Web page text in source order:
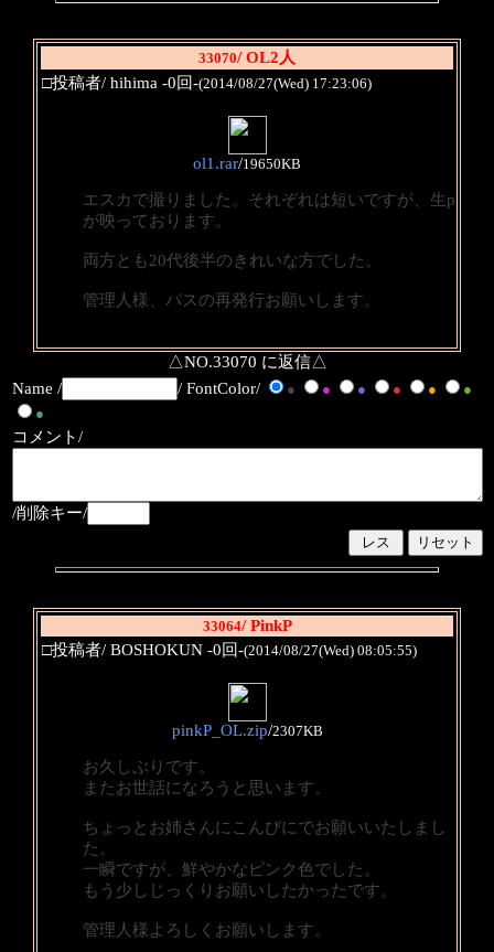
33070/ OL2人
□投稿者/ hihima -0回-(2014/08/27(Wed) 17:23:06)
ol1.rar/19650KB
エスカで撮りました。それぞれは短いですが、生p
が映っております。
両方とも20代後半のきれいな方でした。
管理人様、パスの再発行お願いします。
△NO.33070 に返信△
Name /
/ FontColor/ ● ● ● ● ●
●
●
コメント/
/削除キー/
33064/ PinkP
□投稿者/ BOSHOKUN -0回-(2014/08/27(Wed) 08:05:55)
pinkP_OL.zip/2307KB
お久しぶりです。
またお世話になろうと思います。
ちょっとお姉さんにこんびにでお願いいたしまし
た。
一瞬ですが、鮮やかなピンク色でした。
もう少しじっくりお願いしたかったです。
管理人様よろしくお願いします。